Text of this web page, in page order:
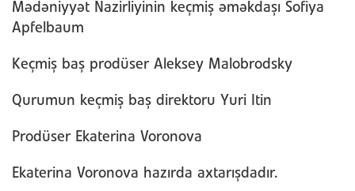
Mədəniyyət Nazirliyinin keçmiş əməkdaşı Sofiya
Apfelbaum
Keçmiş baş prodüser Aleksey Malobrodsky
Qurumun keçmiş baş direktoru Yuri Itin
Prodüser Ekaterina Voronova
Ekaterina Voronova hazırda axtarışdadır.